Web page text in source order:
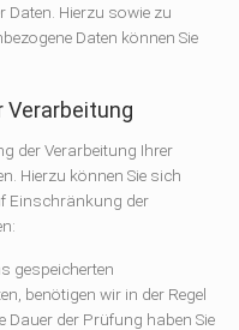
Hierzu sowie zu
Daten können Sie
Verarbeitung
der Verarbeitung Ihrer
Hierzu können Sie sich
Einschränkung der
gespeicherten
benötigen wir in der Regel
Dauer der Prüfung haben Sie